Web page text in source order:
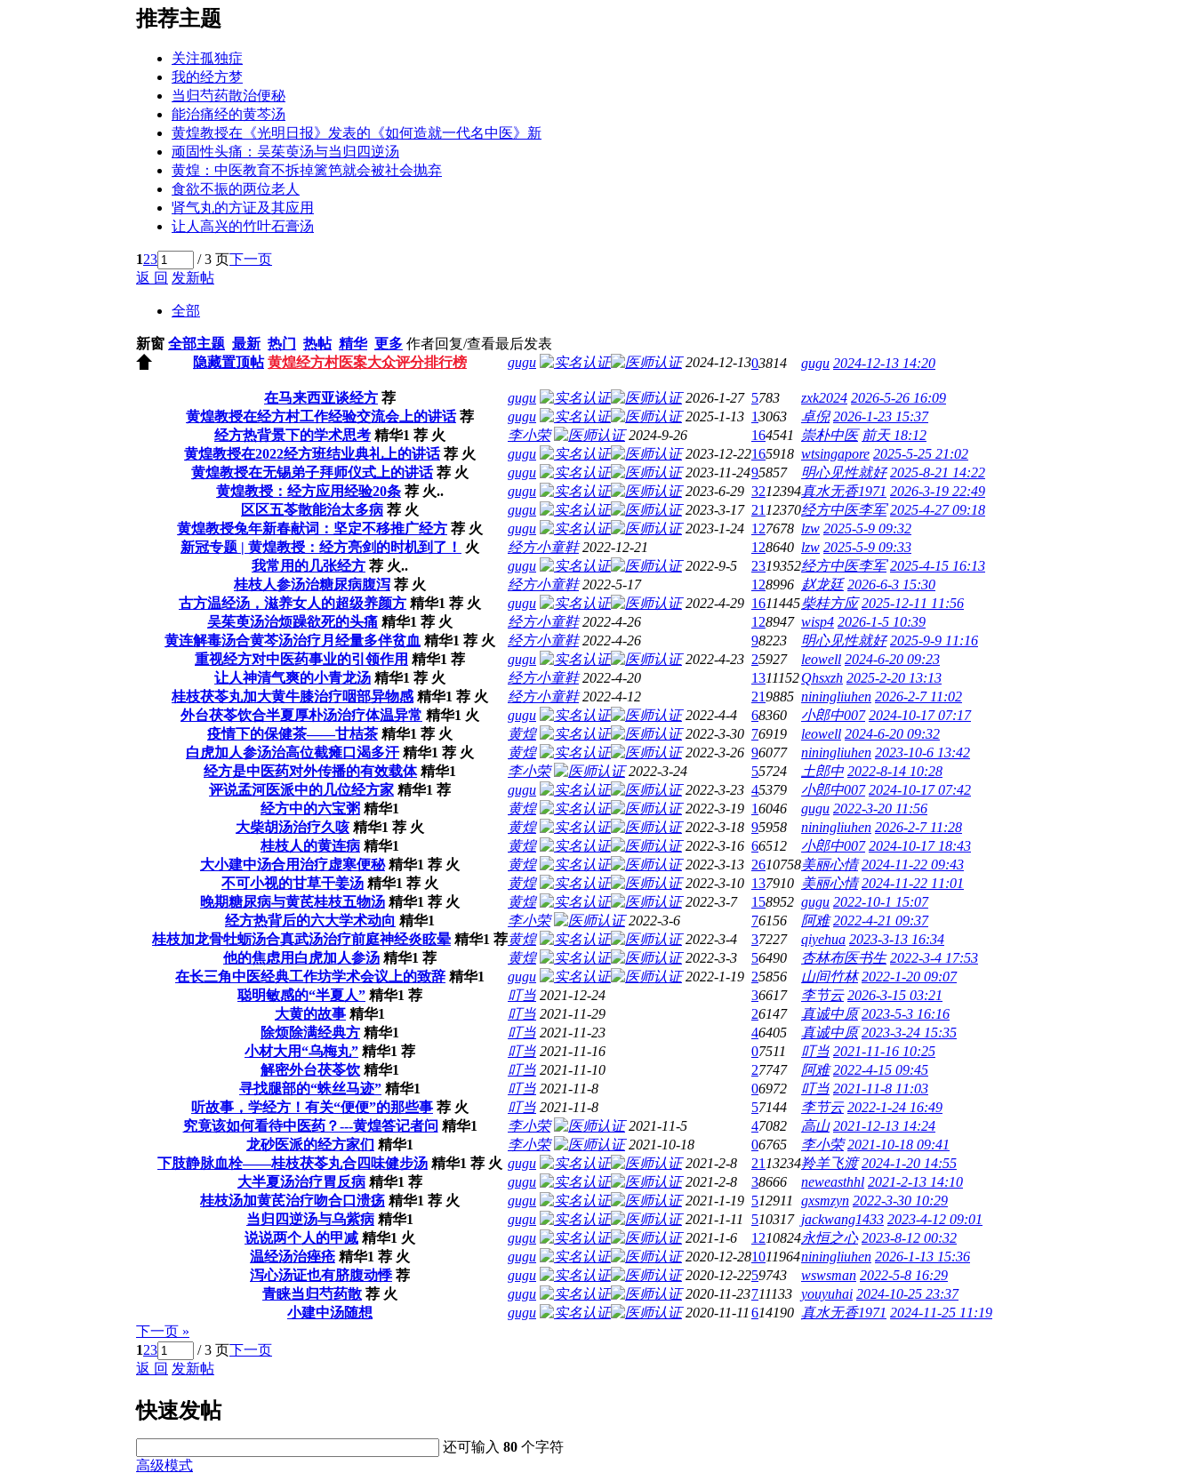
推荐主题
关注孤独症
我的经方梦
当归芍药散治便秘
能治痛经的黄芩汤
黄煌教授在《光明日报》发表的《如何造就一代名中医》新
顽固性头痛：吴茱萸汤与当归四逆汤
黄煌：中医教育不拆掉篱笆就会被社会抛弃
食欲不振的两位老人
肾气丸的方证及其应用
让人高兴的竹叶石膏汤
123 / 3 页下一页
返 回 发新帖
全部
新窗 全部主题 最新 热门 热帖 精华 更多 作者回复/查看最后发表
隐藏置顶帖 黄煌经方村医案大众评分排行榜 gugu 2024-12-1303814 gugu 2024-12-13 14:20
在马来西亚谈经方 荐 gugu 2026-1-27 5783 zxk2024 2026-5-26 16:09
黄煌教授在经方村工作经验交流会上的讲话 荐 gugu 2025-1-13 13063 卓倪 2026-1-23 15:37
经方热背景下的学术思考 精华1 荐 火 李小荣 2024-9-26 164541 崇朴中医 前天 18:12
黄煌教授在2022经方班结业典礼上的讲话 荐 火 gugu 2023-12-22165918 wtsingapore 2025-5-25 21:02
黄煌教授在无锡弟子拜师仪式上的讲话 荐 火 gugu 2023-11-2495857 明心见性就好 2025-8-21 14:22
黄煌教授：经方应用经验20条 荐 火.. gugu 2023-6-29 3212394真水无香1971 2026-3-19 22:49
区区五苓散能治太多病 荐 火 gugu 2023-3-17 2112370经方中医李军 2025-4-27 09:18
黄煌教授兔年新春献词：坚定不移推广经方 荐 火 gugu 2023-1-24 127678 lzw 2025-5-9 09:32
新冠专题 | 黄煌教授：经方亮剑的时机到了！
火 经方小童鞋 2022-12-21 128640 lzw 2025-5-9 09:33
我常用的几张经方 荐 火.. gugu 2022-9-5 2319352经方中医李军 2025-4-15 16:13
桂枝人参汤治糖尿病腹泻 荐 火 经方小童鞋 2022-5-17 128996 赵龙廷 2026-6-3 15:30
古方温经汤，滋养女人的超级养颜方 精华1 荐 火 gugu 2022-4-29 1611445柴桂方应 2025-12-11 11:56
吴茱萸汤治烦躁欲死的头痛 精华1 荐 火 经方小童鞋 2022-4-26 128947 wisp4 2026-1-5 10:39
黄连解毒汤合黄芩汤治疗月经量多伴贫血 精华1 荐 火 经方小童鞋 2022-4-26 98223 明心见性就好 2025-9-9 11:16
重视经方对中医药事业的引领作用 精华1 荐 gugu 2022-4-23 25927 leowell 2024-6-20 09:23
让人神清气爽的小青龙汤 精华1 荐 火 经方小童鞋 2022-4-20 1311152Qhsxzh 2025-2-20 13:13
桂枝茯苓丸加大黄牛膝治疗咽部异物感 精华1 荐 火 经方小童鞋 2022-4-12 219885 niningliuhen 2026-2-7 11:02
外台茯苓饮合半夏厚朴汤治疗体温异常 精华1 火 gugu 2022-4-4 68360 小郎中007 2024-10-17 07:17
疫情下的保健茶——甘桔茶 精华1 荐 火 黄煌 2022-3-30 76919 leowell 2024-6-20 09:32
白虎加人参汤治高位截瘫口渴多汗 精华1 荐 火 黄煌 2022-3-26 96077 niningliuhen 2023-10-6 13:42
经方是中医药对外传播的有效载体 精华1 李小荣 2022-3-24 55724 土郎中 2022-8-14 10:28
评说孟河医派中的几位经方家 精华1 荐 gugu 2022-3-23 45379 小郎中007 2024-10-17 07:42
经方中的六宝粥 精华1 黄煌 2022-3-19 16046 gugu 2022-3-20 11:56
大柴胡汤治疗久咳 精华1 荐 火 黄煌 2022-3-18 95958 niningliuhen 2026-2-7 11:28
桂枝人的黄连病 精华1 黄煌 2022-3-16 66512 小郎中007 2024-10-17 18:43
大小建中汤合用治疗虚寒便秘 精华1 荐 火 黄煌 2022-3-13 2610758美丽心情 2024-11-22 09:43
不可小视的甘草干姜汤 精华1 荐 火 黄煌 2022-3-10 137910 美丽心情 2024-11-22 11:01
晚期糖尿病与黄芪桂枝五物汤 精华1 荐 火 黄煌 2022-3-7 158952 gugu 2022-10-1 15:07
经方热背后的六大学术动向 精华1 李小荣 2022-3-6 76156 阿难 2022-4-21 09:37
桂枝加龙骨牡蛎汤合真武汤治疗前庭神经炎眩晕 精华1 荐黄煌 2022-3-4 37227 qiyehua 2023-3-13 16:34
他的焦虑用白虎加人参汤 精华1 荐 黄煌 2022-3-3 56490 杏林布医书生 2022-3-4 17:53
在长三角中医经典工作坊学术会议上的致辞 精华1 gugu 2022-1-19 25856 山间竹林 2022-1-20 09:07
聪明敏感的“半夏人” 精华1 荐 叮当 2021-12-24 36617 李节云 2026-3-15 03:21
大黄的故事 精华1 叮当 2021-11-29 26147 真诚中原 2023-5-3 16:16
除烦除满经典方 精华1 叮当 2021-11-23 46405 真诚中原 2023-3-24 15:35
小材大用“乌梅丸” 精华1 荐 叮当 2021-11-16 07511 叮当 2021-11-16 10:25
解密外台茯苓饮 精华1 叮当 2021-11-10 27747 阿难 2022-4-15 09:45
寻找腿部的“蛛丝马迹” 精华1 叮当 2021-11-8 06972 叮当 2021-11-8 11:03
听故事，学经方！有关“便便”的那些事 荐 火 叮当 2021-11-8 57144 李节云 2022-1-24 16:49
究竟该如何看待中医药？---黄煌答记者问 精华1 李小荣 2021-11-5 47082 高山 2021-12-13 14:24
龙砂医派的经方家们 精华1 李小荣 2021-10-18 06765 李小荣 2021-10-18 09:41
下肢静脉血栓——桂枝茯苓丸合四味健步汤 精华1 荐 火 gugu 2021-2-8 2113234羚羊飞渡 2024-1-20 14:55
大半夏汤治疗胃反病 精华1 荐 gugu 2021-2-8 38666 neweasthhl 2021-2-13 14:10
桂枝汤加黄芪治疗吻合口溃疡 精华1 荐 火 gugu 2021-1-19 512911 gxsmzyn 2022-3-30 10:29
当归四逆汤与乌紫病 精华1 gugu 2021-1-11 510317 jackwang1433 2023-4-12 09:01
说说两个人的甲减 精华1 火 gugu 2021-1-6 1210824永恒之心 2023-8-12 00:32
温经汤治痤疮 精华1 荐 火 gugu 2020-12-281011964niningliuhen 2026-1-13 15:36
泻心汤证也有脐腹动悸 荐 gugu 2020-12-2259743 wswsman 2022-5-8 16:29
青睐当归芍药散 荐 火 gugu 2020-11-23711133 youyuhai 2024-10-25 23:37
小建中汤随想
gugu 2020-11-11614190 真水无香1971 2024-11-25 11:19
下一页 »
123 / 3 页下一页
返 回 发新帖
快速发帖
还可输入80 个字符
高级模式